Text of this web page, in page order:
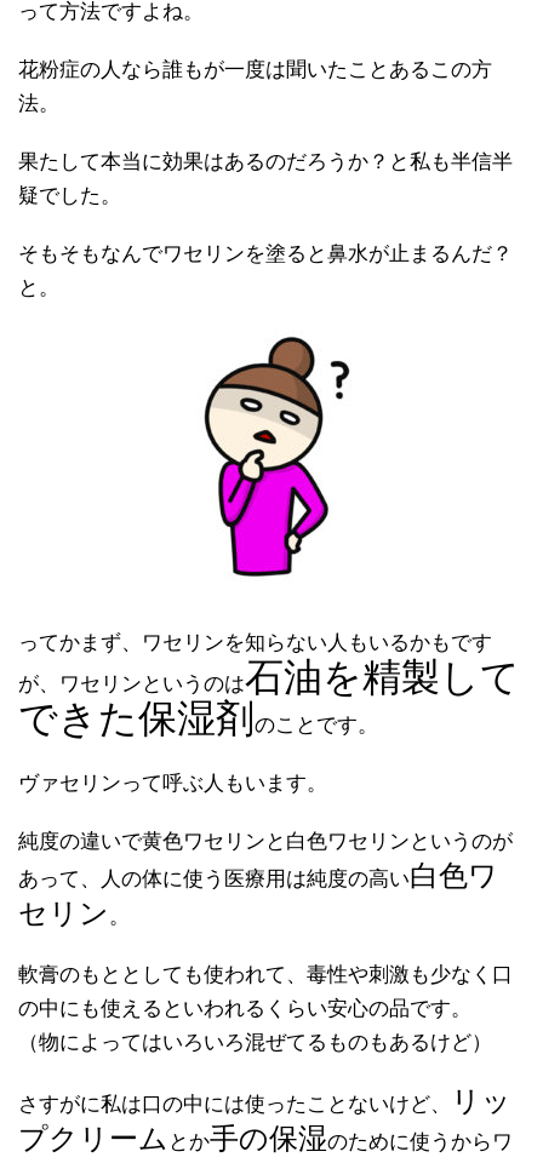
って方法ですよね。
花粉症の人なら誰もが一度は聞いたことあるこの方
法。
果たして本当に効果はあるのだろうか？と私も半信半
疑でした。
そもそもなんでワセリンを塗ると鼻水が止まるんだ？
と。
ってかまず、ワセリンを知らない人もいるかもです
が、ワセリンというのは石油を精製して
できた保湿剤 のことです。
ヴァセリンって呼ぶ人もいます。
純度の違いで黄色ワセリンと白色ワセリンというのが
あって、人の体に使う医療用は純度の高い白色ワ
セリン 。
軟膏のもととしても使われて、毒性や刺激も少なく口
の中にも使えるといわれるくらい安心の品です。
（物によってはいろいろ混ぜてるものもあるけど）
さすがに私は口の中には使ったことないけど、
リッ
プクリーム とか手の保湿のために使うからワ